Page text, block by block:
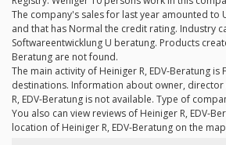
The company's sales for last year amounted to
and that has Normal the credit rating. Industry
Softwareentwicklung U beratung. Products
Beratung are not found.
The main activity of Heiniger R, EDV-Beratung
destinations. Information about owner,
R, EDV-Beratung is not available. Type of
You also can view reviews of Heiniger R, EDV-
location of Heiniger R, EDV-Beratung on the